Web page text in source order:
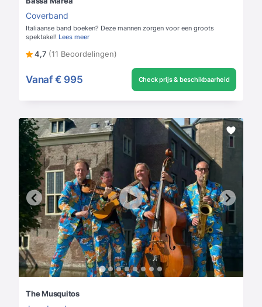
Coverband
Italiaanse band boeken? Deze mannen zorgen voor een groots
spektakel! Lees meer
4,7 (11 Beoordelingen)
Vanaf € 995 Check prijs & beschikbaarheid
The Musquitos